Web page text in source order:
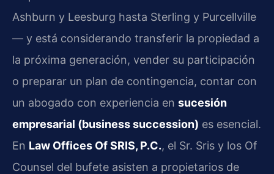
Ashburn y Leesburg hasta Sterling y Purcellville
— y está considerando transferir la propiedad a
la próxima generación, vender su participación
o preparar un plan de contingencia, contar con
un abogado con experiencia en sucesión
empresarial (business succession) es esencial.
En Law Offices Of SRIS, P.C., el Sr. Sris y los Of
Counsel del bufete asisten a propietarios de